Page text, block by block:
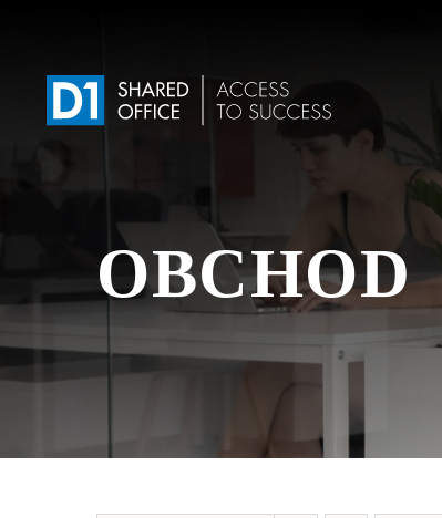
content
OBCHOD